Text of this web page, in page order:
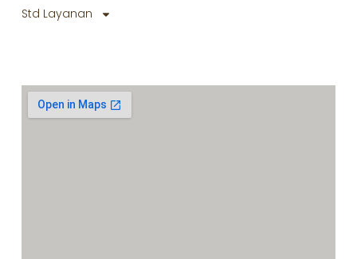
Std Layanan